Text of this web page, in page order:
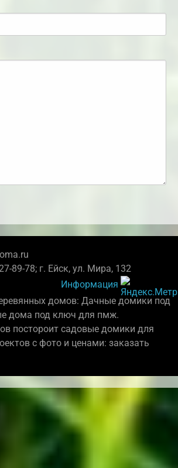
89-78; г. Ейск, ул. Мира, 132
Информация
домов: Дачные домики под
дома под ключ для пмж.
постороит садовые домики для
с фото и ценами: заказать